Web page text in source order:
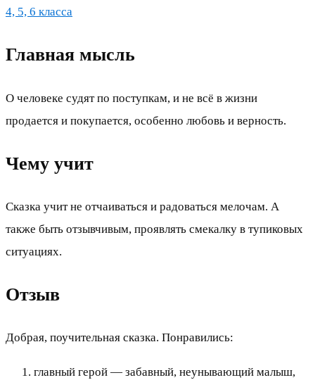
4, 5, 6 класса
Главная мысль
О человеке судят по поступкам, и не всё в жизни
продается и покупается, особенно любовь и верность.
Чему учит
Сказка учит не отчаиваться и радоваться мелочам. А
также быть отзывчивым, проявлять смекалку в тупиковых
ситуациях.
Отзыв
Добрая, поучительная сказка. Понравились:
главный герой — забавный, неунывающий малыш,